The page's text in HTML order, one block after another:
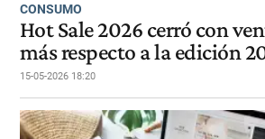
CONSUMO
Hot Sale 2026 cerró con
más respecto a la edición
15-05-2026 18:20